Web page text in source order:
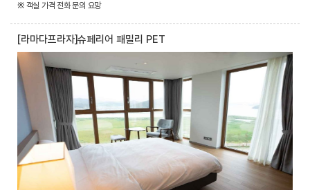
※ 객실 가격 전화 문의 요망
[라마다프라자]슈페리어 패밀리 PET